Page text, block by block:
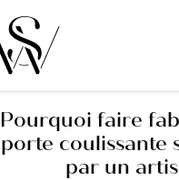
Pourquoi faire
porte coulissante
par un